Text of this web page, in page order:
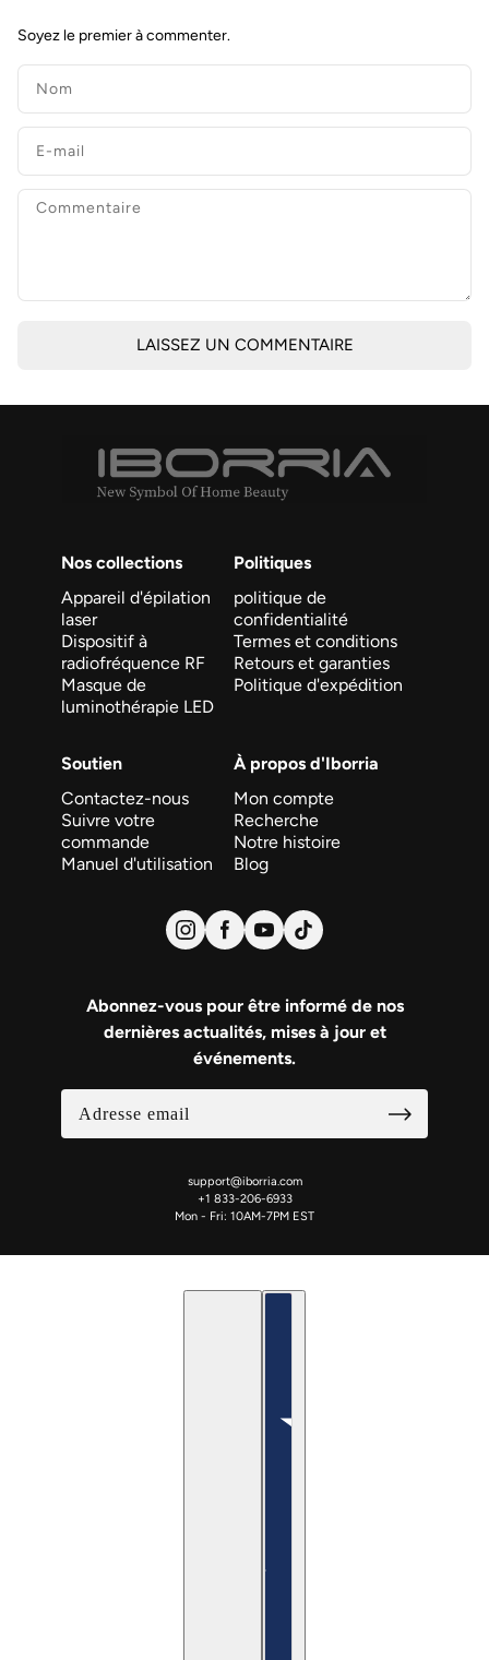
Soyez le premier à commenter.
LAISSEZ UN COMMENTAIRE
Nos collections
Appareil d'épilation
laser
Dispositif à
radiofréquence RF
Masque de
luminothérapie LED
Politiques
politique de
confidentialité
Termes et conditions
Retours et garanties
Politique d'expédition
Soutien
Contactez-nous
Suivre votre
commande
Manuel d'utilisation
À propos d'Iborria
Mon compte
Recherche
Notre histoire
Blog
Abonnez-vous pour être informé de nos
dernières actualités, mises à jour et
événements.
support@iborria.com
+1 833-206-6933
Mon - Fri: 10AM-7PM EST
Sélecteur de pays